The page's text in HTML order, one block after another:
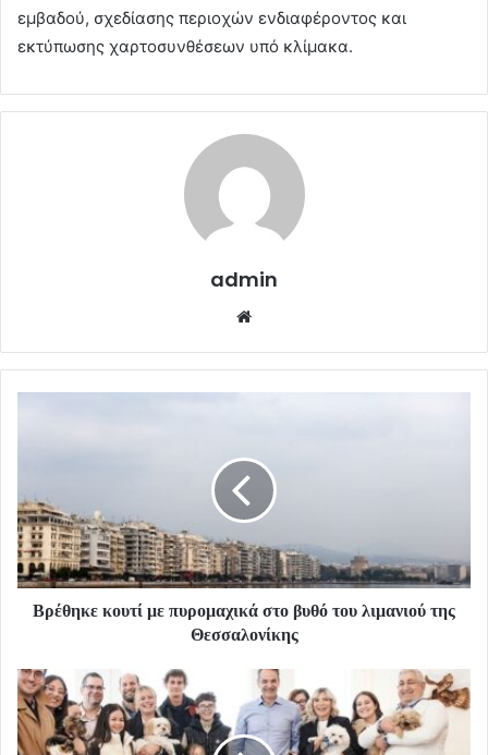
εμβαδού, σχεδίασης περιοχών ενδιαφέροντος και
εκτύπωσης χαρτοσυνθέσεων υπό κλίμακα.
admin
Βρέθηκε κουτί με πυρομαχικά στο βυθό του λιμανιού της
Θεσσαλονίκης